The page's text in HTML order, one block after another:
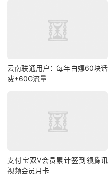
云南联通用户：每年白嫖60块话
费+60G流量
支付宝双V会员累计签到领腾讯
视频会员月卡